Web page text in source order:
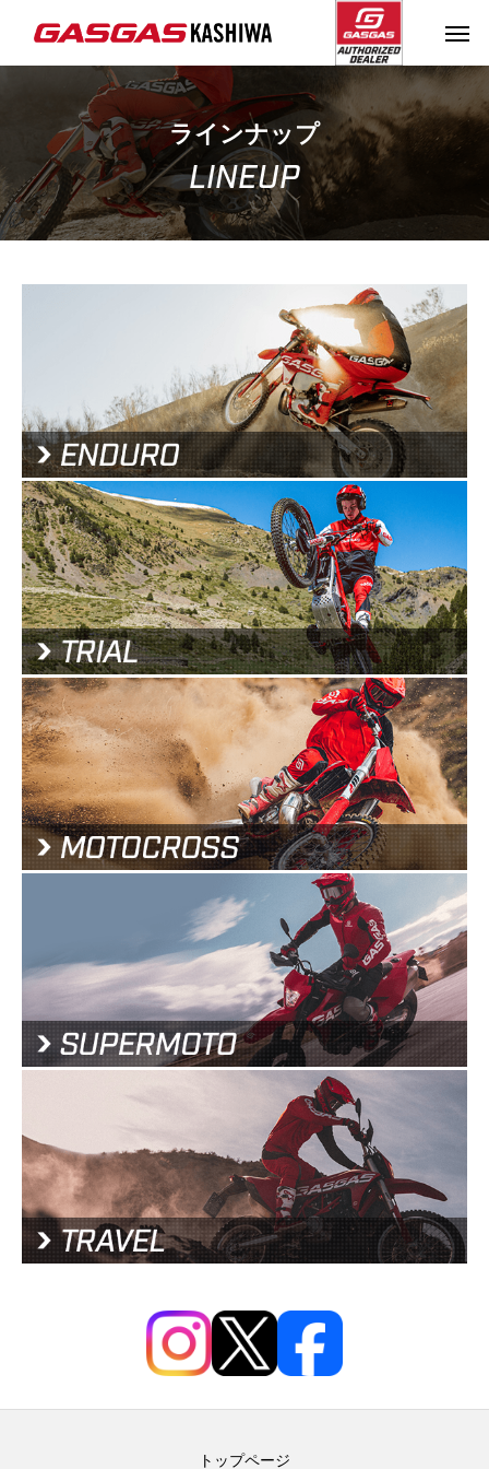
ラインナップ
LINEUP
トップページ